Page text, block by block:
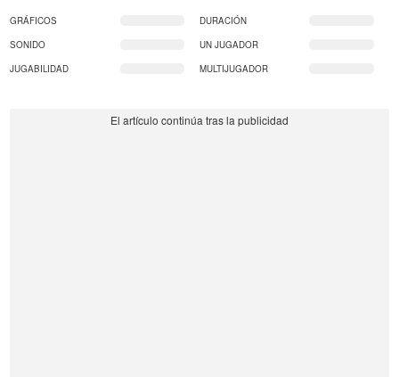
GRÁFICOS
DURACIÓN
SONIDO
UN JUGADOR
JUGABILIDAD
MULTIJUGADOR